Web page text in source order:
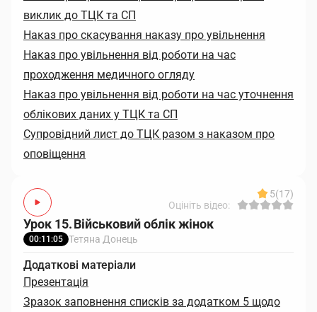
виклик до ТЦК та СП
Наказ про скасування наказу про увільнення
Наказ про увільнення від роботи на час
проходження медичного огляду
Наказ про увільнення від роботи на час уточнення
облікових даних у ТЦК та СП
Супровідний лист до ТЦК разом з наказом про
оповіщення
5(17)
Оцініть відео:
Урок 15. Військовий облік жінок
00:11:05 Тетяна Донець
Додаткові матеріали
Презентація
Зразок заповнення списків за додатком 5 щодо